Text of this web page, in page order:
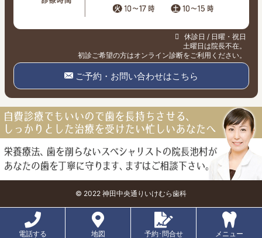
電話する 地図 予約･問合せ メニュー
休診日 / 日曜・祝日
土曜日は院長不在。
初診ご希望の方はオンライン診断をご利用ください。
ご予約・お問い合わせはこちら
電話する 地図 予約･問合せ メニュー
© 2022 神田中央通りいけむら歯科